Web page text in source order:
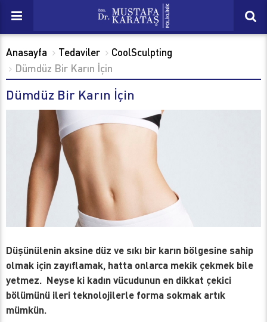
Anasayfa Tedaviler
CoolSculpting
Dümdüz Bir Karın İçin
Dümdüz Bir Karın İçin
Düşünülenin aksine düz ve sıkı bir karın bölgesine sahip
olmak için zayıflamak, hatta onlarca mekik çekmek bile
yetmez. Neyse ki kadın vücudunun en dikkat çekici
bölümünü ileri teknolojilerle forma sokmak artık
mümkün.